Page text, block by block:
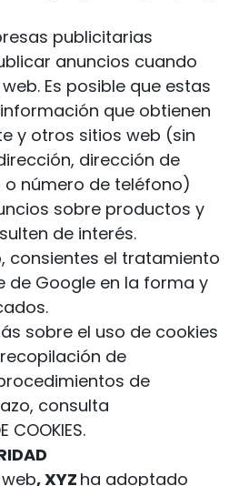
publicitarias
anuncios cuando
Es posible que estas
que obtienen
y otros sitios web (sin
dirección de
número de teléfono)
sobre productos y
de interés.
consientes el tratamiento
de Google en la forma y
sobre el uso de cookies
de
de
consulta
COOKIES.
, XYZ ha adoptado